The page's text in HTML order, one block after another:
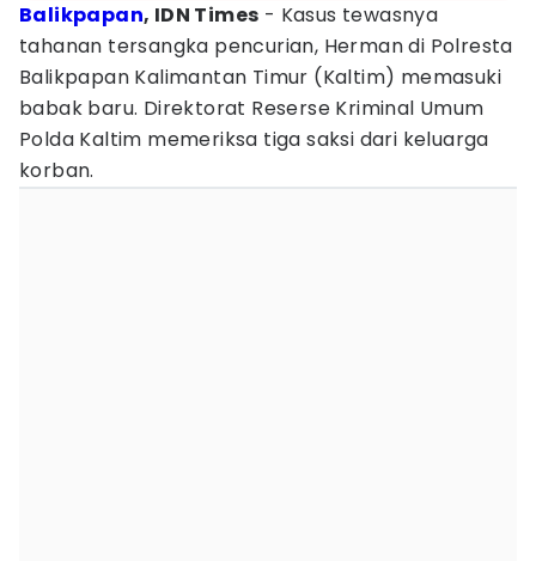
Balikpapan, IDN Times - Kasus tewasnya
tahanan tersangka pencurian, Herman di Polresta
Balikpapan Kalimantan Timur (Kaltim) memasuki
babak baru. Direktorat Reserse Kriminal Umum
Polda Kaltim memeriksa tiga saksi dari keluarga
korban.